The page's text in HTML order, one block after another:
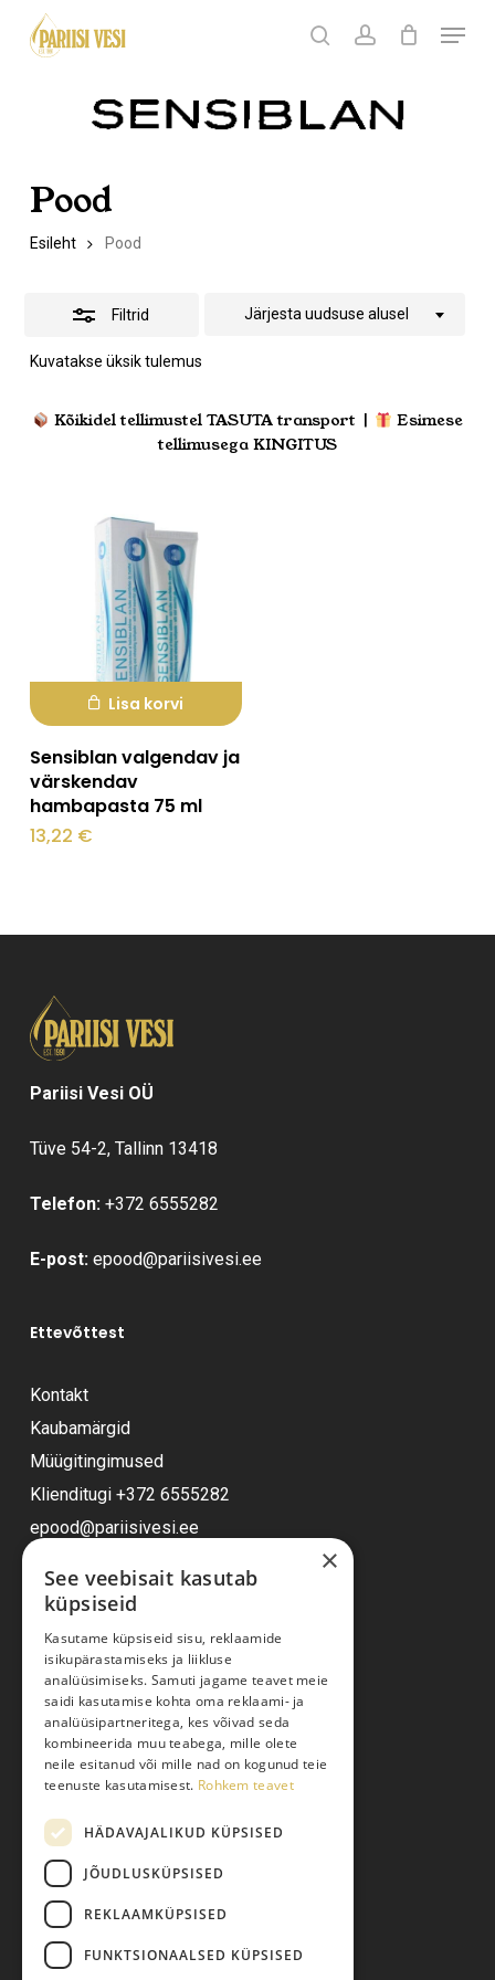
Products
search
searchaccount
Menu
Ostukorv
Ostukorvis ei ole tooteid.
Pood
Esileht Pood
Filtrid
Kuvatakse üksik tulemus
Järjesta uudsuse alusel
Peida
Kõikidel tellimustel TASUTA transport |
Esimese
tellimusega KINGITUS
Lisa korvi
Sensiblan valgendav ja
värskendav
hambapasta 75 ml
13,22 €
Pariisi Vesi OÜ
Tüve 54-2, Tallinn 13418
Telefon: +372 6555282
E-post: epood@pariisivesi.ee
Ettevõttest
Kontakt
Kaubamärgid
Müügitingimused
Klienditugi +372 6555282
epood@pariisivesi.ee
Ostuabi
Kauba kohaletoimetamine
Toodete tellimine
Maksmine
Järelmaks
Kauba tagastamine
Pretensiooni esitamine
Isikuandmete töötlemine
×
See veebisait kasutab
küpsiseid
Kasutame küpsiseid sisu, reklaamide
isikupärastamiseks ja liikluse
analüüsimiseks. Samuti jagame teavet meie
saidi kasutamise kohta oma reklaami- ja
analüüsipartneritega, kes võivad seda
kombineerida muu teabega, mille olete
neile esitanud või mille nad on kogunud teie
teenuste kasutamisest. Rohkem teavet
HÄDAVAJALIKUD KÜPSISED
JÕUDLUSKÜPSISED
REKLAAMKÜPSISED
FUNKTSIONAALSED KÜPSISED